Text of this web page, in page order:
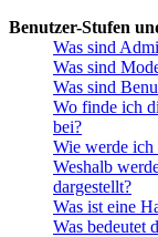
Benutzer-Stufen
Was sind
Was sind
Was sind
Wo finde ich
bei?
Wie werde ich
Weshalb
dargestellt?
Was ist eine
Was bedeutet